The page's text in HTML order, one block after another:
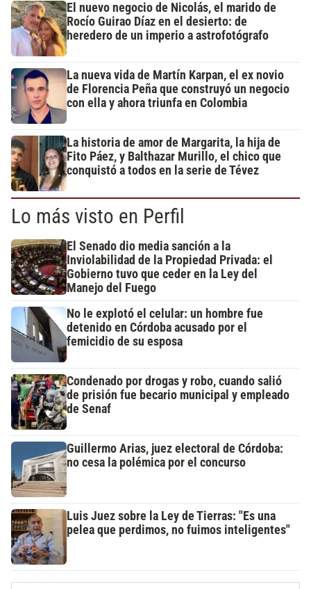
El nuevo negocio de Nicolás, el marido de
Rocío Guirao Díaz en el desierto: de
heredero de un imperio a astrofotógrafo
La nueva vida de Martín Karpan, el ex novio
de Florencia Peña que construyó un negocio
con ella y ahora triunfa en Colombia
La historia de amor de Margarita, la hija de
Fito Páez, y Balthazar Murillo, el chico que
conquistó a todos en la serie de Tévez
Lo más visto en Perfil
El Senado dio media sanción a la
Inviolabilidad de la Propiedad Privada: el
Gobierno tuvo que ceder en la Ley del
Manejo del Fuego
No le explotó el celular: un hombre fue
detenido en Córdoba acusado por el
femicidio de su esposa
Condenado por drogas y robo, cuando salió
de prisión fue becario municipal y empleado
de Senaf
Guillermo Arias, juez electoral de Córdoba:
no cesa la polémica por el concurso
Luis Juez sobre la Ley de Tierras: "Es una
pelea que perdimos, no fuimos inteligentes"